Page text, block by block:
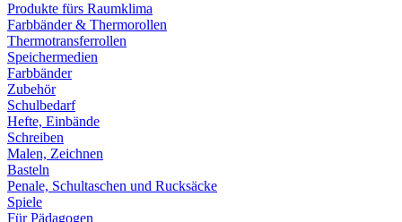
Produkte fürs Raumklima
Farbbänder & Thermorollen
Thermotransferrollen
Speichermedien
Farbbänder
Zubehör
Schulbedarf
Hefte, Einbände
Schreiben
Malen, Zeichnen
Basteln
Penale, Schultaschen und Rucksäcke
Spiele
Für Pädagogen